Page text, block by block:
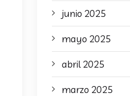
junio 2025
mayo 2025
abril 2025
marzo 2025